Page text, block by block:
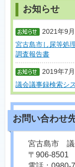
2021年9
宮古島市し尿等処
調査報告書
2019年7
議会議事録検索シ
宮古島市 議
〒906-8501